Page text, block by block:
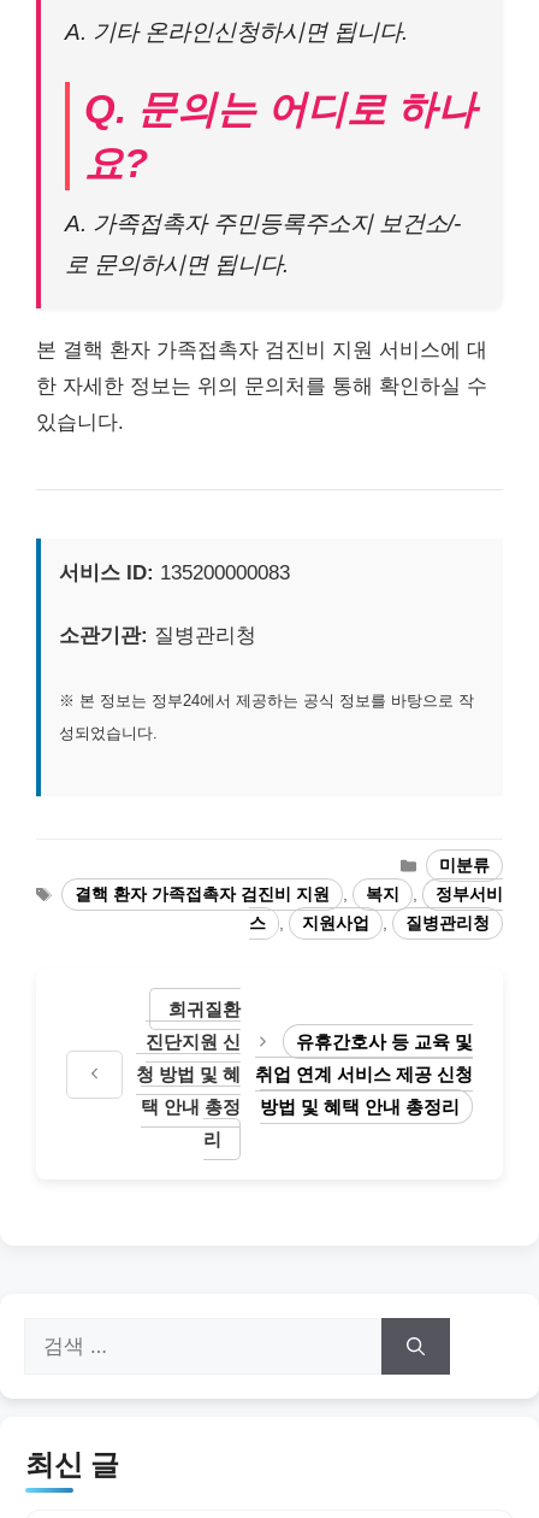
A. 기타 온라인신청하시면 됩니다.
Q. 문의는 어디로 하나
요?
A. 가족접촉자 주민등록주소지 보건소/-
로 문의하시면 됩니다.
본 결핵 환자 가족접촉자 검진비 지원 서비스에 대
한 자세한 정보는 위의 문의처를 통해 확인하실 수
있습니다.
서비스 ID: 135200000083
소관기관: 질병관리청
※ 본 정보는 정부24에서 제공하는 공식 정보를 바탕으로 작
성되었습니다.
카
테
고
리
미분류
태
그
결핵 환자 가족접촉자 검진비 지원 , 복지 ,
정부서비
스
, 지원사업 , 질병관리청
희귀질환
진단지원 신
청 방법 및 혜
택 안내 총정
리
유휴간호사 등 교육 및
취업 연계 서비스 제공 신청
방법 및 혜택 안내 총정리
최신 글